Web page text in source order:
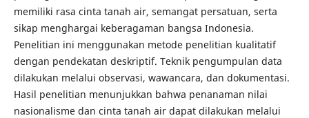
memiliki rasa cinta tanah air, semangat persatuan, serta
sikap menghargai keberagaman bangsa Indonesia.
Penelitian ini menggunakan metode penelitian kualitatif
dengan pendekatan deskriptif. Teknik pengumpulan data
dilakukan melalui observasi, wawancara, dan dokumentasi.
Hasil penelitian menunjukkan bahwa penanaman nilai
nasionalisme dan cinta tanah air dapat dilakukan melalui